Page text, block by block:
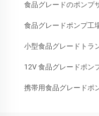
食品グレードのポンプ
食品グレードポンプ工
小型食品グレードトラ
12V 食品グレードポン
携帯用食品グレードポ